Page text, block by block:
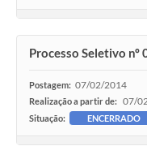
LGPD
Sugestões
SOLICITAÇÕES
Expediente
Processo Seletivo nº
Postagem: 07/02/2014
Realização a partir de: 07/
Situação: ENCERRADO